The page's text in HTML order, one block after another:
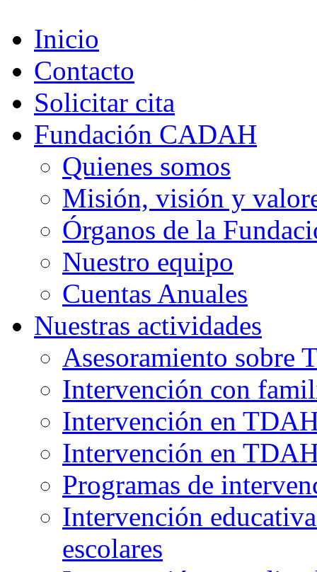
Inicio
Contacto
Solicitar cita
Fundación CADAH
Quienes somos
Misión, visión y
Órganos de la
Nuestro equipo
Cuentas Anuales
Nuestras actividades
Asesoramiento sobre
Intervención con
Intervención en
Intervención en
Programas de
Intervención
escolares